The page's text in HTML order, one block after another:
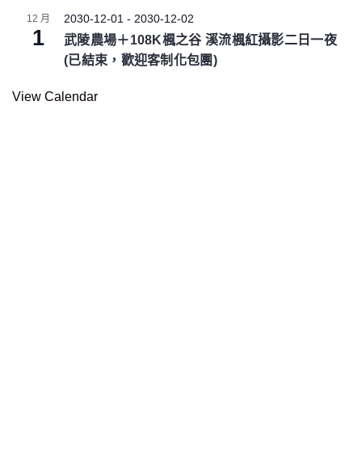
12 月
1
2030-12-01 - 2030-12-02
武陵農場＋108K楓之谷 溪流楓紅攝影二日一夜
(已結束，歡迎客制化包團)
View Calendar